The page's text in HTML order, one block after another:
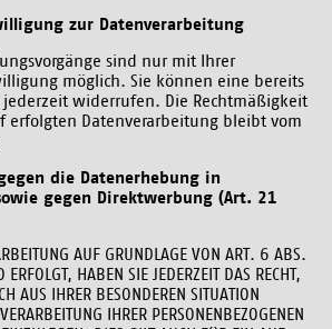
zur Datenverarbeitung
sind nur mit Ihrer
möglich. Sie können eine bereits
widerrufen. Die Rechtmäßigkeit
erfolgten Datenverarbeitung bleibt vom
die Datenerhebung in
gegen Direktwerbung (Art. 21
AUF GRUNDLAGE VON ART. 6 ABS.
HABEN SIE JEDERZEIT DAS RECHT,
AUS IHRER BESONDEREN SITUATION
IHRER PERSONENBEZOGENEN